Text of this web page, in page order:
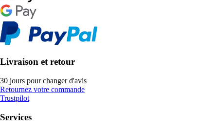
Livraison et retour
30 jours pour changer d'avis
Retournez votre commande
Trustpilot
Services